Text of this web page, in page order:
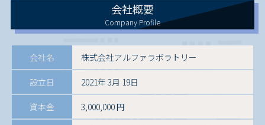
会社概要
Company Profile
会社名 株式会社アルファラボラトリー
設立日 2021年 3月 19日
資本金 3,000,000 円